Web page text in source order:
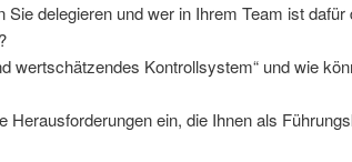
Sie delegieren und wer in Ihrem Team ist dafür
wertschätzendes Kontrollsystem“ und wie
Herausforderungen ein, die Ihnen als